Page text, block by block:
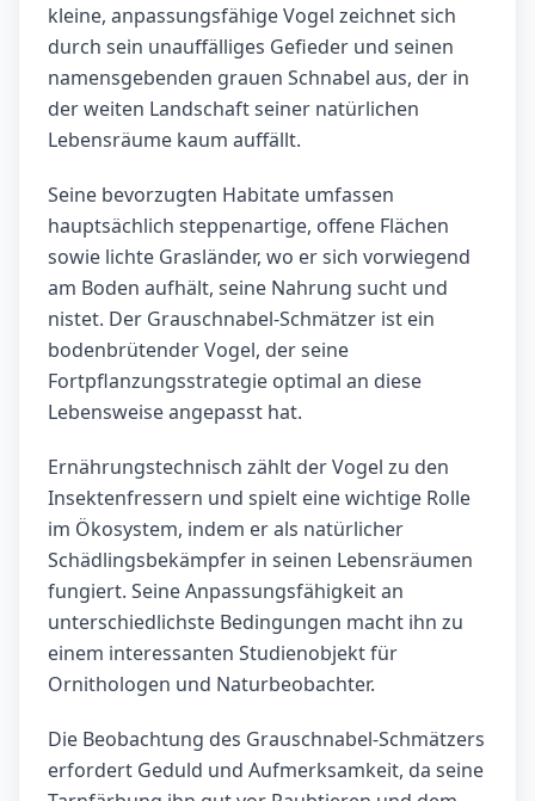
kleine, anpassungsfähige Vogel zeichnet sich
durch sein unauffälliges Gefieder und seinen
namensgebenden grauen Schnabel aus, der in
der weiten Landschaft seiner natürlichen
Lebensräume kaum auffällt.
Seine bevorzugten Habitate umfassen
hauptsächlich steppenartige, offene Flächen
sowie lichte Grasländer, wo er sich vorwiegend
am Boden aufhält, seine Nahrung sucht und
nistet. Der Grauschnabel-Schmätzer ist ein
bodenbrütender Vogel, der seine
Fortpflanzungsstrategie optimal an diese
Lebensweise angepasst hat.
Ernährungstechnisch zählt der Vogel zu den
Insektenfressern und spielt eine wichtige Rolle
im Ökosystem, indem er als natürlicher
Schädlingsbekämpfer in seinen Lebensräumen
fungiert. Seine Anpassungsfähigkeit an
unterschiedlichste Bedingungen macht ihn zu
einem interessanten Studienobjekt für
Ornithologen und Naturbeobachter.
Die Beobachtung des Grauschnabel-Schmätzers
erfordert Geduld und Aufmerksamkeit, da seine